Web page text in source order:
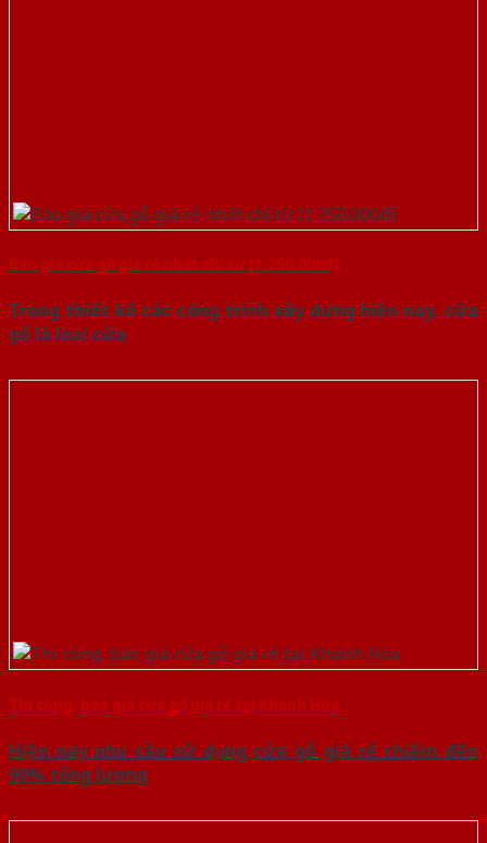
Báo giá cửa gỗ giá rẻ nhất chỉ từ [1.250.000đ]
Trong thiết kế các công trình xây dựng hiện nay, cửa
gỗ là loại cửa
Thi công, báo giá cửa gỗ giá rẻ tại Khánh Hòa
Hiện nay nhu cầu sử dụng cửa gỗ giá rẻ chiếm đến
90% tổng lượng